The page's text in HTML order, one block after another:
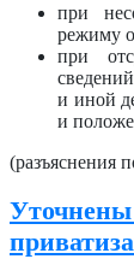
при
режиму
при
и иной
и
(разъяснения